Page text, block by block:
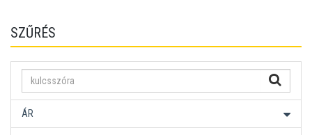
SZŰRÉS
ÁR